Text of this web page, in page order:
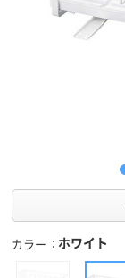
カラー ホワイト